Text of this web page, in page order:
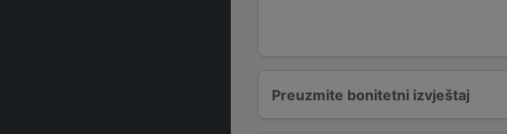
Preuzmite bonitetni izvještaj